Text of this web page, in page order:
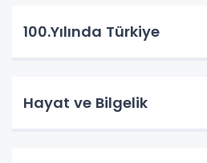
100.Yılında Türkiye
Hayat ve Bilgelik